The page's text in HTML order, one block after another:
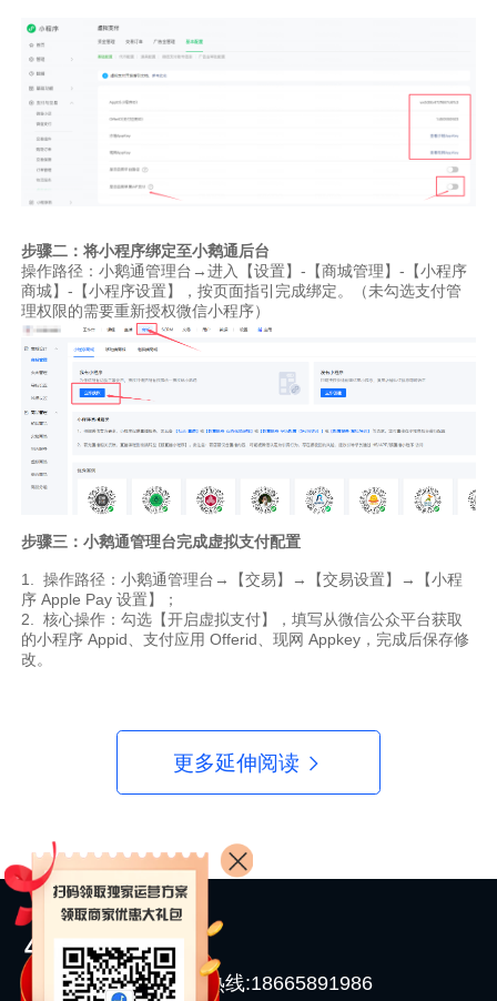
步骤二：将小程序绑定至小鹅通后台
操作路径：小鹅通管理台→进入【设置】-【商城管理】-【小程序
商城】-【小程序设置】，按页面指引完成绑定。（未勾选支付管
理权限的需要重新授权微信小程序）
步骤三：小鹅通管理台完成虚拟支付配置
1. 操作路径：小鹅通管理台→【交易】→【交易设置】→【小程
序 Apple Pay 设置】；
2. 核心操作：勾选【开启虚拟支付】，填写从微信公众平台获取
的小程序 Appid、支付应用 Offerid、现网 Appkey，完成后保存修
改。
更多延伸阅读
400-0011-371
开店直通热线:18665891986